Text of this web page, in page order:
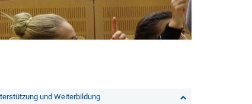
und Weiterbildung